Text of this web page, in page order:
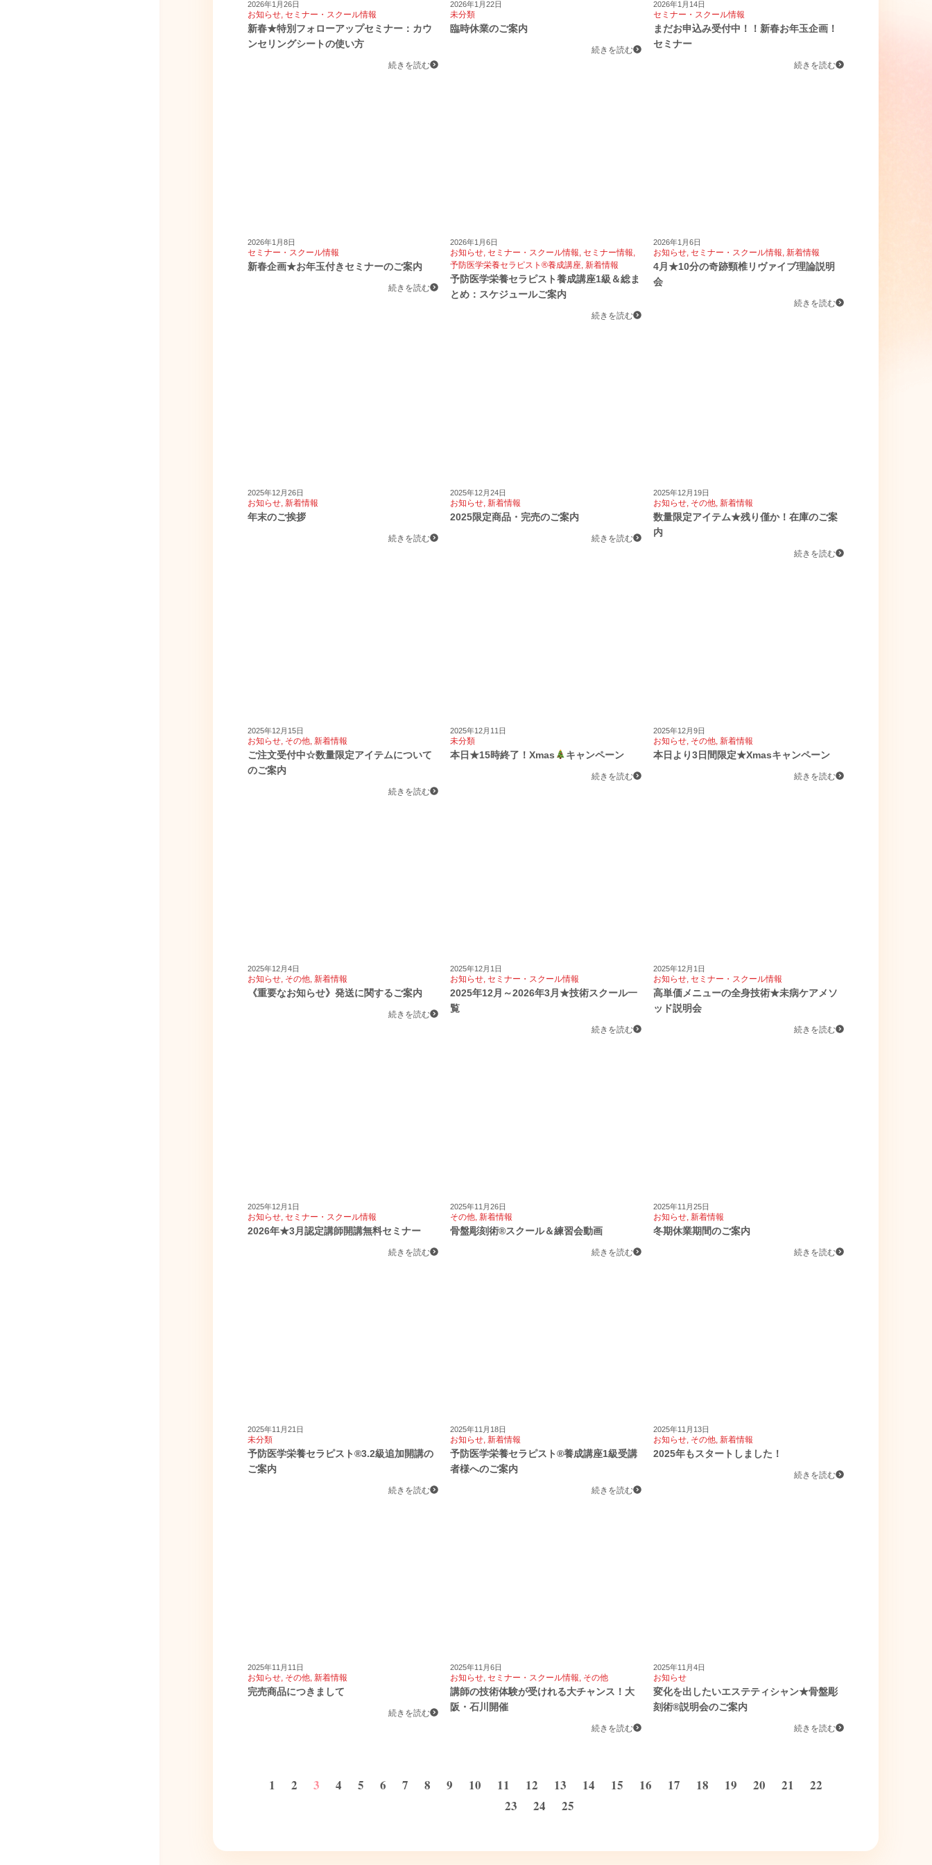
2026年1月26日
お知らせ, セミナー・スクール情報
新春★特別フォローアップセミナー：カウ
ンセリングシートの使い方
続きを読む
2026年1月22日
未分類
臨時休業のご案内
続きを読む
2026年1月14日
セミナー・スクール情報
まだお申込み受付中！！新春お年玉企画！
セミナー
続きを読む
2026年1月8日
セミナー・スクール情報
新春企画★お年玉付きセミナーのご案内
続きを読む
2026年1月6日
お知らせ,セミナー・スクール情報,セミナー情報,
予防医学栄養セラピスト®養成講座,新着情報
予防医学栄養セラピスト養成講座1級＆総ま
とめ：スケジュールご案内
続きを読む
2026年1月6日
お知らせ, セミナー・スクール情報, 新着情報
4月★10分の奇跡頸椎リヴァイブ理論説明
会
続きを読む
2025年12月26日
お知らせ, 新着情報
年末のご挨拶
続きを読む
2025年12月24日
お知らせ,新着情報
2025限定商品・完売のご案内
続きを読む
2025年12月19日
お知らせ, その他, 新着情報
数量限定アイテム★残り僅か！在庫のご案
内
続きを読む
2025年12月15日
お知らせ, その他, 新着情報
ご注文受付中☆数量限定アイテムについて
のご案内
続きを読む
2025年12月11日
未分類
本日★15時終了！Xmas
キャンペーン
続きを読む
2025年12月9日
お知らせ, その他, 新着情報
本日より3日間限定★Xmasキャンペーン
続きを読む
2025年12月4日
お知らせ, その他, 新着情報
《重要なお知らせ》発送に関するご案内
続きを読む
2025年12月1日
お知らせ,セミナー・スクール情報
2025年12月～2026年3月★技術スクール一
覧
続きを読む
2025年12月1日
お知らせ, セミナー・スクール情報
高単価メニューの全身技術★未病ケアメソ
ッド説明会
続きを読む
2025年12月1日
お知らせ, セミナー・スクール情報
2026年★3月認定講師開講無料セミナー
続きを読む
2025年11月26日
その他,新着情報
骨盤彫刻術®スクール＆練習会動画
続きを読む
2025年11月25日
お知らせ, 新着情報
冬期休業期間のご案内
続きを読む
2025年11月21日
未分類
予防医学栄養セラピスト®3.2級追加開講の
ご案内
続きを読む
2025年11月18日
お知らせ,新着情報
予防医学栄養セラピスト®養成講座1級受講
者様へのご案内
続きを読む
2025年11月13日
お知らせ, その他, 新着情報
2025年もスタートしました！
続きを読む
2025年11月11日
お知らせ, その他, 新着情報
完売商品につきまして
続きを読む
2025年11月6日
お知らせ,セミナー・スクール情報, その他
講師の技術体験が受けれる大チャンス！大
阪・石川開催
続きを読む
2025年11月4日
お知らせ
変化を出したいエステティシャン★骨盤彫
刻術®説明会のご案内
続きを読む
1 2 3 4 5 6 7 8 9 10 11 12 13 14 15 16 17 18 19 20 21
22
23
24 25